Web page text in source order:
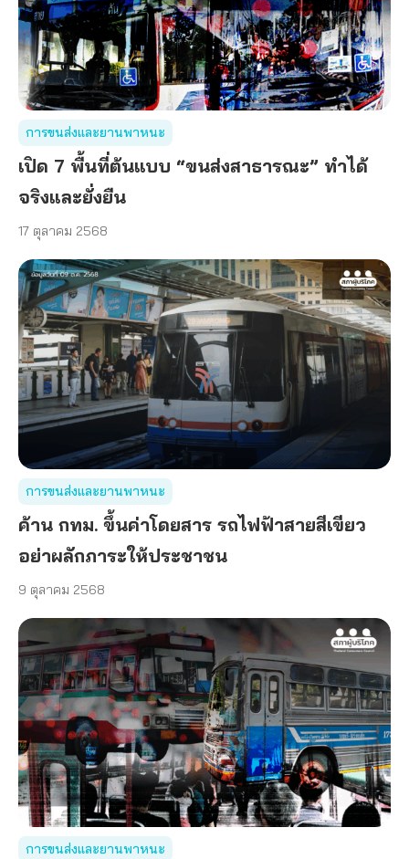
การขนส่งและยานพาหนะ
เปิด 7 พื้นที่ต้นแบบ “ขนส่งสาธารณะ” ทำได้
จริงและยั่งยืน
17 ตุลาคม 2568
การขนส่งและยานพาหนะ
ค้าน กทม. ขึ้นค่าโดยสาร รถไฟฟ้าสายสีเขียว
อย่าผลักภาระให้ประชาชน
9 ตุลาคม 2568
การขนส่งและยานพาหนะ